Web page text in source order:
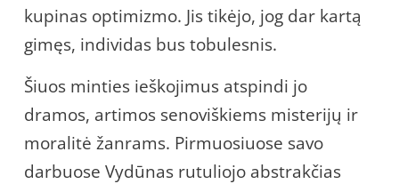
kupinas optimizmo. Jis tikėjo, jog dar kartą
gimęs, individas bus tobulesnis.
Šiuos minties ieškojimus atspindi jo
dramos, artimos senoviškiems misterijų ir
moralitė žanrams. Pirmuosiuose savo
darbuose Vydūnas rutuliojo abstrakčias